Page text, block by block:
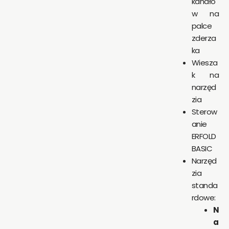
w na
palce
zderza
ka
Wiesza
k na
narzęd
zia
Sterow
anie
ERFOLD
BASIC
Narzęd
zia
standa
rdowe:
N
a